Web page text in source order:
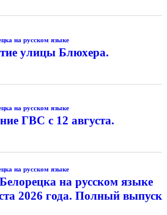
на русском языке
улицы Блюхера.
на русском языке
ГВС с 12 августа.
на русском языке
на русском языке
2026 года. Полный выпуск